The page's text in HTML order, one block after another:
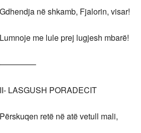
Gdhendja në shkamb, Fjalorin, visar!
Lumnoje me lule prej lugjesh mbarë!
————–
II- LASGUSH PORADECIT
Përskuqen retë në atë vetull mali,